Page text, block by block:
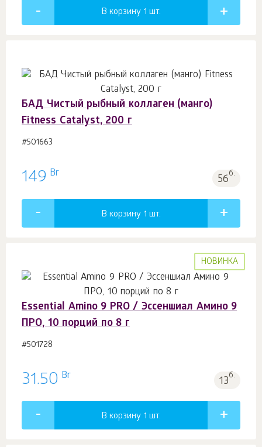
В корзину 1 шт.
БАД Чистый рыбный коллаген (манго)
Fitness Catalyst, 200 г
#501663
149 Br 56б.
В корзину 1 шт.
НОВИНКА
Essential Amino 9 PRO / Эссеншиал Амино 9
ПРО, 10 порций по 8 г
#501728
31.50 Br 13б.
В корзину 1 шт.